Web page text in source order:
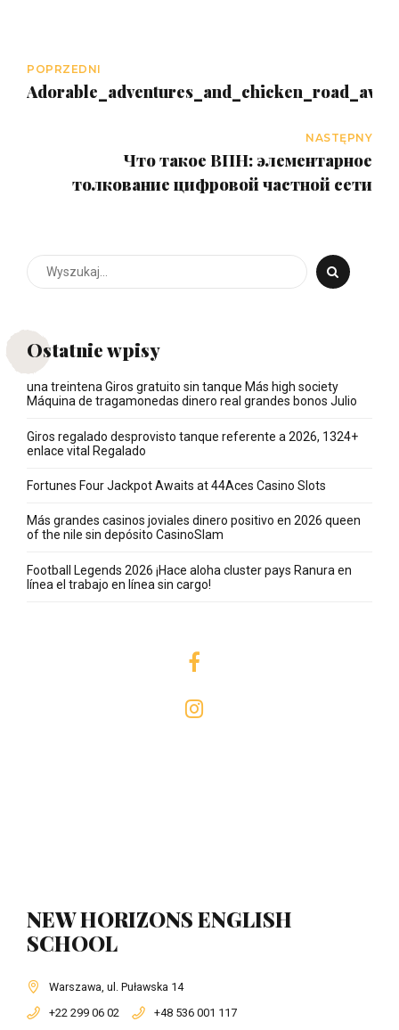
POPRZEDNI
NASTĘPNY
Что такое ВПН: элементарное
толкование цифровой частной сети
Ostatnie wpisy
una treintena Giros gratuito sin tanque Más high society
Máquina de tragamonedas dinero real grandes bonos Julio
Giros regalado desprovisto tanque referente a 2026, 1324+
enlace vital Regalado
Fortunes Four Jackpot Awaits at 44Aces Casino Slots
Más grandes casinos joviales dinero positivo en 2026 queen
of the nile sin depósito CasinoSlam
Football Legends 2026 ¡Hace aloha cluster pays Ranura en
línea el trabajo en línea sin cargo!
NEW HORIZONS ENGLISH
SCHOOL
Warszawa, ul. Puławska 14
+22 299 06 02
+48 536 001 117